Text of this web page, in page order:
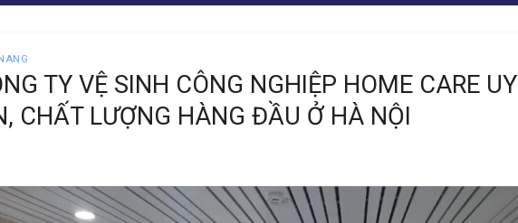
TY VỆ SINH CÔNG NGHIỆP HOME CARE UY
CHẤT LƯỢNG HÀNG ĐẦU Ở HÀ NỘI